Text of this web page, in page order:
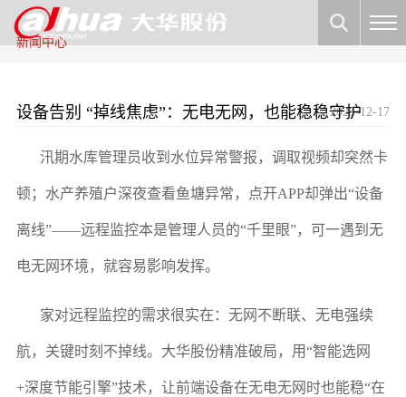
新闻中心
设备告别 “掉线焦虑”：无电无网，也能稳稳守护2025-12-17
汛期水库管理员收到水位异常警报，调取视频却突然卡
顿；水产养殖户深夜查看鱼塘异常，点开APP却弹出“设备
离线”——远程监控本是管理人员的“千里眼”，可一遇到无
电无网环境，就容易影响发挥。
家对远程监控的需求很实在：无网不断联、无电强续
航，关键时刻不掉线。大华股份精准破局，用“智能选网
+深度节能引擎”技术，让前端设备在无电无网时也能稳“在